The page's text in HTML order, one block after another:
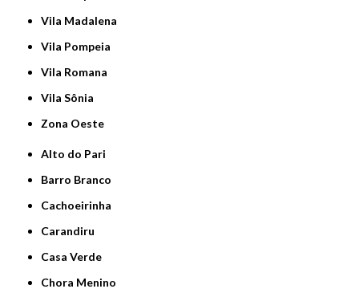
Vila Madalena
Vila Pompeia
Vila Romana
Vila Sônia
Zona Oeste
Alto do Pari
Barro Branco
Cachoeirinha
Carandiru
Casa Verde
Chora Menino